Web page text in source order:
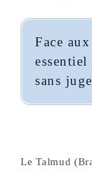
Face
sans
Le Talmud